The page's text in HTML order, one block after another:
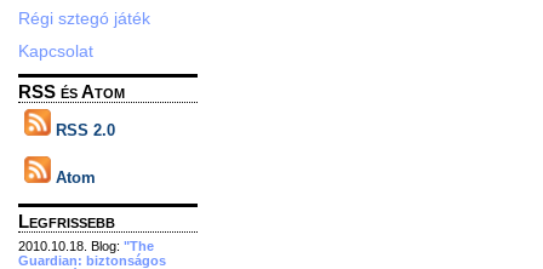
Régi sztegó játék
Kapcsolat
RSS és Atom
RSS 2.0
Atom
Legfrissebb
2010.10.18. Blog: "The
Guardian: biztonságos